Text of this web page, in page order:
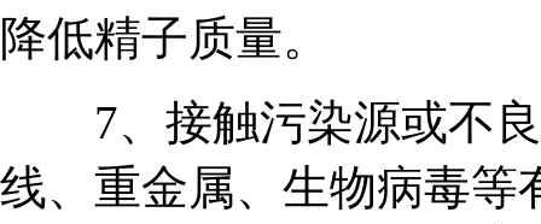
降低精子质量。
7、接触污染源或不良
线、重金属、生物病毒等